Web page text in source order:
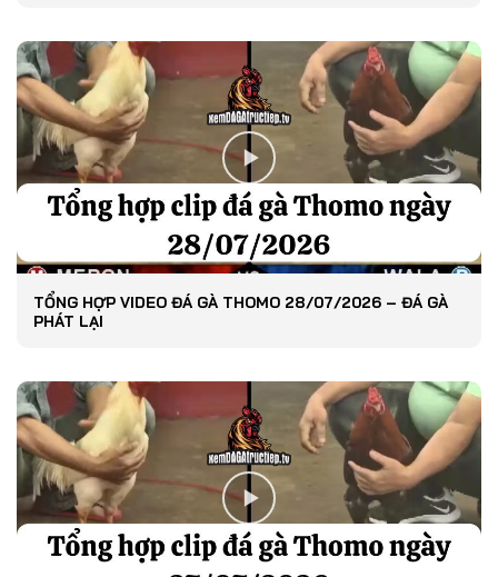
TỔNG HỢP VIDEO ĐÁ GÀ THOMO 28/07/2026 – ĐÁ GÀ
PHÁT LẠI